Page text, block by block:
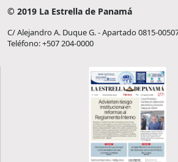
© 2019 La Estrella de Panamá
C/ Alejandro A. Duque G. - Apartado 0815-
Teléfono: +507 204-0000